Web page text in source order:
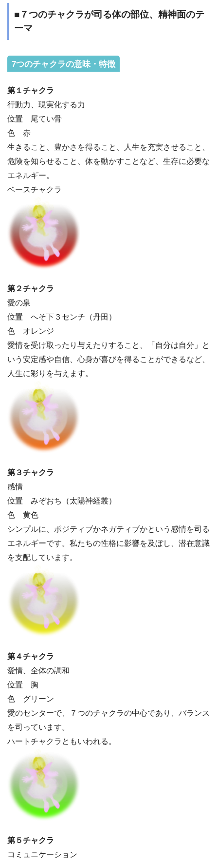
■７つのチャクラが司る体の部位、精神面のテ
ーマ
7つのチャクラの意味・特徴
第１チャクラ
行動力、現実化する力
位置 尾てい骨
色 赤
生きること、豊かさを得ること、人生を充実させること、
危険を知らせること、体を動かすことなど、生存に必要な
エネルギー。
ベースチャクラ
第２チャクラ
愛の泉
位置 へそ下３センチ（丹田）
色 オレンジ
愛情を受け取ったり与えたりすること、「自分は自分」と
いう安定感や自信、心身が喜びを得ることができるなど、
人生に彩りを与えます。
第３チャクラ
感情
位置 みぞおち（太陽神経叢）
色 黄色
シンプルに、ポジティブかネガティブかという感情を司る
エネルギーです。私たちの性格に影響を及ぼし、潜在意識
を支配しています。
第４チャクラ
愛情、全体の調和
位置 胸
色 グリーン
愛のセンターで、７つのチャクラの中心であり、バランス
を司っています。
ハートチャクラともいわれる。
第５チャクラ
コミュニケーション